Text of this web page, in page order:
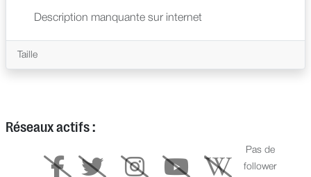
Description manquante sur internet
Taille
Réseaux actifs :
Pas de
follower